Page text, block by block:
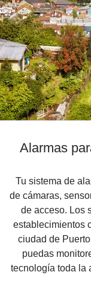
Alarmas
Tu sistema de
de cámaras,
de acceso. Los
establecimientos
ciudad de
puedas
tecnología toda la